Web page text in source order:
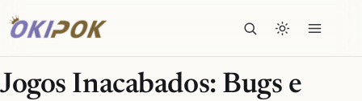
Jogos Inacabados: Bugs e